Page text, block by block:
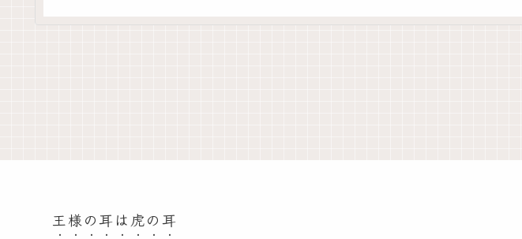
王様の耳は虎の耳